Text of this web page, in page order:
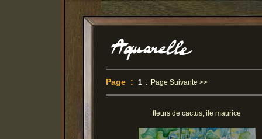
Page : 1: Page Suivante >>
fleurs de cactus, ile maurice